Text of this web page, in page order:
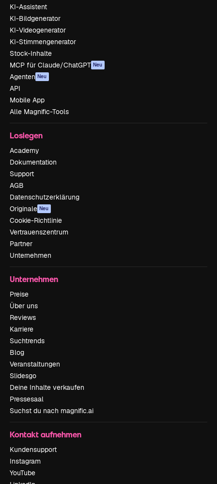
KI-Assistent
KI-Bildgenerator
KI-Videogenerator
KI-Stimmengenerator
Stock-Inhalte
MCP für Claude/ChatGPT Neu
Agenten Neu
API
Mobile App
Alle Magnific-Tools
Loslegen
Academy
Dokumentation
Support
AGB
Datenschutzerklärung
Originale Neu
Cookie-Richtlinie
Vertrauenszentrum
Partner
Unternehmen
Unternehmen
Preise
Über uns
Reviews
Karriere
Suchtrends
Blog
Veranstaltungen
Slidesgo
Deine Inhalte verkaufen
Pressesaal
Suchst du nach magnific.ai
Kontakt aufnehmen
Kundensupport
Instagram
YouTube